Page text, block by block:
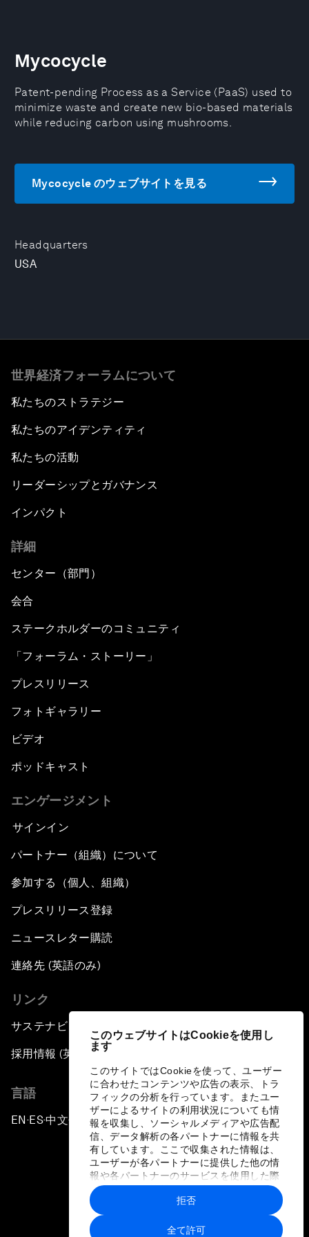
このウェブサイトはCookieを使用し
ます
このサイトではCookieを使って、ユーザー
に合わせたコンテンツや広告の表示、トラ
フィックの分析を行っています。またユー
ザーによるサイトの利用状況についても情
報を収集し、ソーシャルメディアや広告配
信、データ解析の各パートナーに情報を共
有しています。ここで収集された情報は、
ユーザーが各パートナーに提供した他の情
報や各パートナーのサービスを使用した際
に収集された情報と組み合わされ、各パー
トナーによって使用されることがありま
す。
全て許可
拒否
Headquarters
USA
Mycocycle
Patent-pending Process as a Service (PaaS) used to
minimize waste and create new bio-based materials
while reducing carbon using mushrooms.
Mycocycle のウェブサイトを見る
世界経済フォーラムについて
私たちのストラテジー
私たちのアイデンティティ
私たちの活動
リーダーシップとガバナンス
インパクト
詳細
センター（部門）
会合
ステークホルダーのコミュニティ
「フォーラム・ストーリー」
プレスリリース
フォトギャラリー
ビデオ
ポッドキャスト
エンゲージメント
サインイン
パートナー（組織）について
参加する（個人、組織）
プレスリリース登録
ニュースレター購読
連絡先 (英語のみ)
リンク
サステナビリティへの取り組み
採用情報 (英語のみ)
言語
EN ▪ES▪中文▪ 日本語
プライバシーポリシーと利用規約